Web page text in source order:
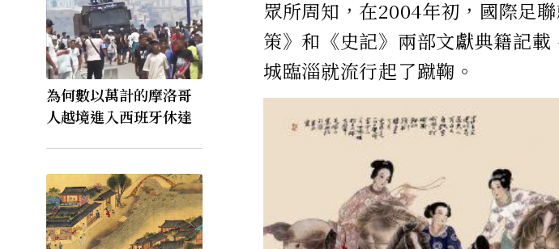
為何數以萬計的摩洛哥
人越境進入西班牙休達
眾所周知，在2004年初，國際足
策》和《史記》兩部文獻典籍記
城臨淄就流行起了蹴鞠。